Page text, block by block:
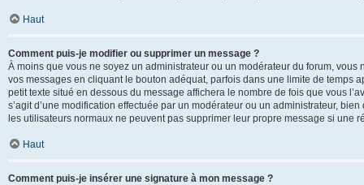
Haut
Comment puis-je modifier ou supprimer un message ?
À moins que vous ne soyez un administrateur ou un modérateur du forum,
vos messages en cliquant le bouton adéquat, parfois dans une limite de temps
petit texte situé en dessous du message affichera le nombre de fois que vous
s’agit d’une modification effectuée par un modérateur ou un administrateur,
les utilisateurs normaux ne peuvent pas supprimer leur propre message si une
Haut
Comment puis-je insérer une signature à mon message ?